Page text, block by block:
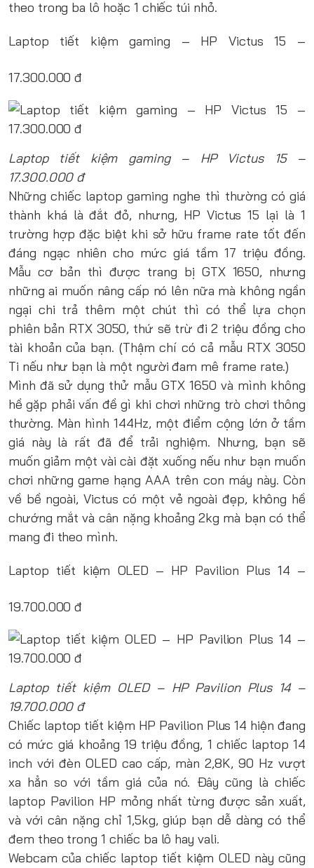
theo trong ba lô hoặc 1 chiếc túi nhỏ.
Laptop tiết kiệm gaming – HP Victus 15 –
17.300.000 đ
Laptop tiết kiệm gaming – HP Victus 15 –
17.300.000 đ
Những chiếc laptop gaming nghe thì thường có giá
thành khá là đắt đỏ, nhưng, HP Victus 15 lại là 1
trường hợp đặc biệt khi sở hữu frame rate tốt đến
đáng ngạc nhiên cho mức giá tầm 17 triệu đồng.
Mẫu cơ bản thì được trang bị GTX 1650, nhưng
những ai muốn nâng cấp nó lên nữa mà không ngần
ngại chi trả thêm một chút thì có thể lựa chọn
phiên bản RTX 3050, thứ sẽ trừ đi 2 triệu đồng cho
tài khoản của bạn. (Thậm chí có cả mẫu RTX 3050
Ti nếu như bạn là một người đam mê frame rate.)
Mình đã sử dụng thử mẫu GTX 1650 và mình không
hề gặp phải vấn đề gì khi chơi những trò chơi thông
thường. Màn hình 144Hz, một điểm cộng lớn ở tầm
giá này là rất đã để trải nghiệm. Nhưng, bạn sẽ
muốn giảm một vài cài đặt xuống nếu như bạn muốn
chơi những game hạng AAA trên con máy này. Còn
về bề ngoài, Victus có một vẻ ngoài đẹp, không hề
chướng mắt và cân nặng khoảng 2kg mà bạn có thể
mang đi theo mình.
Laptop tiết kiệm OLED – HP Pavilion Plus 14 –
19.700.000 đ
Laptop tiết kiệm OLED – HP Pavilion Plus 14 –
19.700.000 đ
Chiếc laptop tiết kiệm HP Pavilion Plus 14 hiện đang
có mức giá khoảng 19 triệu đồng, 1 chiếc laptop 14
inch với đèn OLED cao cấp, màn 2,8K, 90 Hz vượt
xa hẳn so với tầm giá của nó. Đây cũng là chiếc
laptop Pavilion HP mỏng nhất từng được sản xuất,
và với cân nặng chỉ 1,5kg, giúp bạn dễ dàng có thể
đem theo trong 1 chiếc ba lô hay vali.
Webcam của chiếc laptop tiết kiệm OLED này cũng